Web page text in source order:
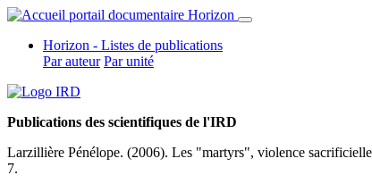
Horizon - Listes de publications
Par auteur Par unité
Publications des scientifiques de l'IRD
Larzillière Pénélope. (2006). Les "martyrs", violence
7.